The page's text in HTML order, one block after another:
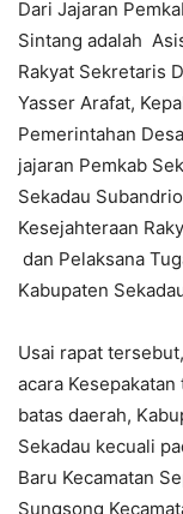
Dari Jajaran
Sintang adalah
Rakyat Sekretaris
Yasser Arafat,
Pemerintahan
jajaran Pemkab
Sekadau
Kesejahteraan
dan Pelaksana
Kabupaten
Usai rapat
acara
batas daerah,
Sekadau kecuali
Baru Kecamatan
Sungsong